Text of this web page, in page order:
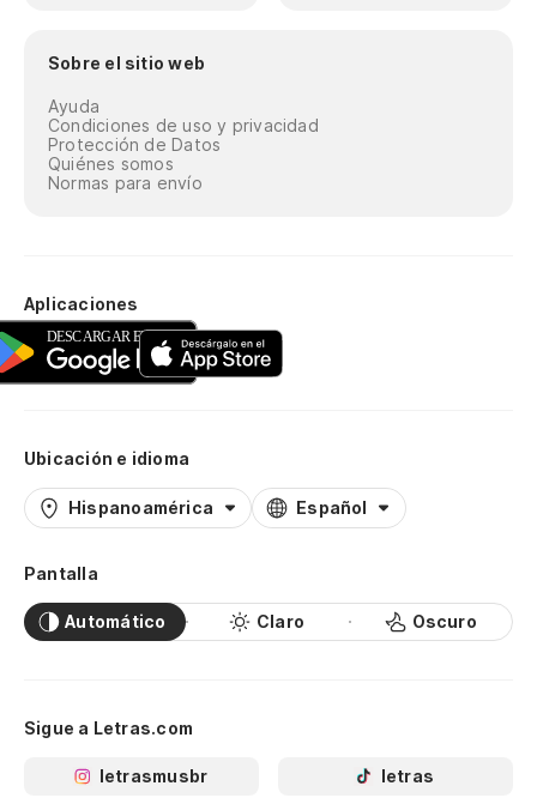
Sobre el sitio web
Ayuda
Condiciones de uso y privacidad
Protección de Datos
Quiénes somos
Normas para envío
Aplicaciones
Ubicación e idioma
Hispanoamérica Español
Pantalla
Automático Claro Oscuro
Sigue a Letras.com
letrasmusbr letras